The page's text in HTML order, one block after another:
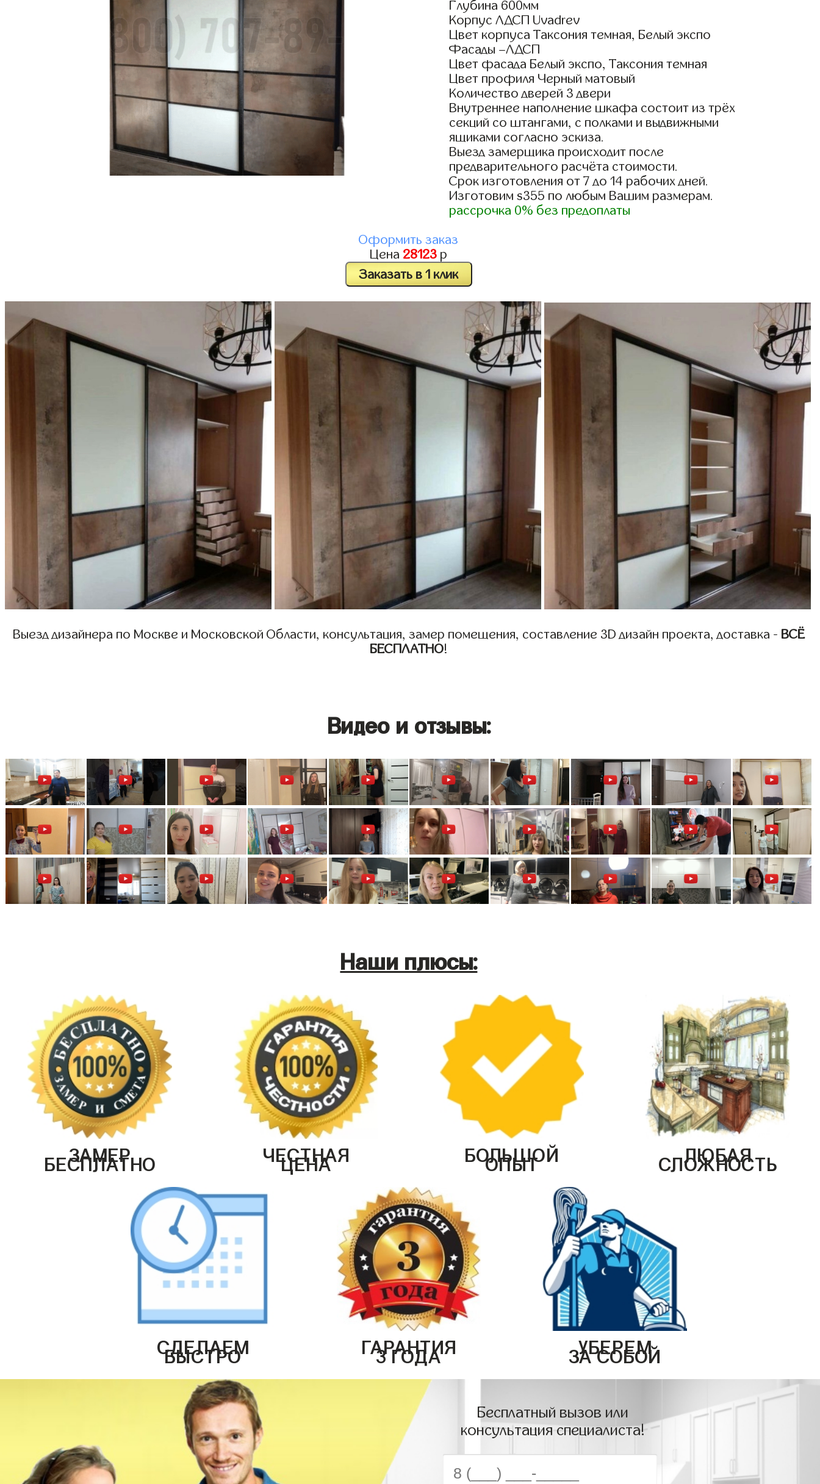
Глубина 600мм
Корпус ЛДСП Uvadrev
Цвет корпуса Таксония темная, Белый экспо
Фасады –ЛДСП
Цвет фасада Белый экспо, Таксония темная
Цвет профиля Черный матовый
Количество дверей 3 двери
Внутреннее наполнение шкафа состоит из трёх
секций со штангами, с полками и выдвижными
ящиками согласно эскиза.
Выезд замерщика происходит после
предварительного расчёта стоимости.
Срок изготовления от 7 до 14 рабочих дней.
Изготовим s355 по любым Вашим размерам.
рассрочка 0% без предоплаты
Оформить заказ
Цена 28123 р
Заказать в 1 клик
Выезд дизайнера по Москве и Московской Области, консультация, замер помещения, составление 3D дизайн проекта, доставка - ВСЁ
БЕСПЛАТНО!
Видео и отзывы:
Наши плюсы:
ЗАМЕР
БЕСПЛАТНО ЧЕСТНАЯ
ЦЕНА БОЛЬШОЙ
ОПЫТ ЛЮБАЯ
СЛОЖНОСТЬ
СДЕЛАЕМ
БЫСТРО ГАРАНТИЯ
3 ГОДА УБЕРЕМ
ЗА СОБОЙ
Бесплатный вызов или
консультация специалиста!